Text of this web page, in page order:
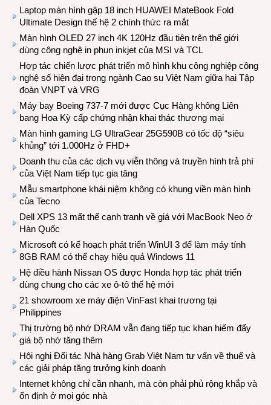
Laptop màn hình gập 18 inch HUAWEI MateBook Fold
Ultimate Design thế hệ 2 chính thức ra mắt
Màn hình OLED 27 inch 4K 120Hz đầu tiên trên thế giới
dùng công nghệ in phun inkjet của MSI và TCL
Hợp tác chiến lược phát triển mô hình khu công nghiệp công
nghệ số hiện đại trong ngành Cao su Việt Nam giữa hai Tập
đoàn VNPT và VRG
Máy bay Boeing 737-7 mới được Cục Hàng không Liên
bang Hoa Kỳ cấp chứng nhận khai thác thương mại
Màn hình gaming LG UltraGear 25G590B có tốc độ “siêu
khủng” tới 1.000Hz ở FHD+
Doanh thu của các dịch vụ viễn thông và truyền hình trả phí
của Việt Nam tiếp tục gia tăng
Mẫu smartphone khái niệm không có khung viền màn hình
của Tecno
Dell XPS 13 mất thế cạnh tranh về giá với MacBook Neo ở
Hàn Quốc
Microsoft có kế hoạch phát triển WinUI 3 để làm máy tính
8GB RAM có thể chạy hiệu quả Windows 11
Hệ điều hành Nissan OS được Honda hợp tác phát triển
dùng chung cho các xe ô-tô thế hệ mới
21 showroom xe máy điện VinFast khai trương tại
Philippines
Thị trường bộ nhớ DRAM vẫn đang tiếp tục khan hiếm đẩy
giá bộ nhớ tăng thêm
Hội nghị Đối tác Nhà hàng Grab Việt Nam tư vấn về thuế và
các giải pháp tăng trưởng kinh doanh
Internet không chỉ cần nhanh, mà còn phải phủ rộng khắp và
ổn định ở mọi góc nhà